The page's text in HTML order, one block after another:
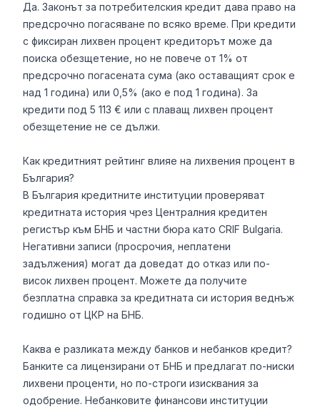
Да. Законът за потребителския кредит дава право на
предсрочно погасяване по всяко време. При кредити
с фиксиран лихвен процент кредиторът може да
поиска обезщетение, но не повече от 1% от
предсрочно погасената сума (ако оставащият срок е
над 1 година) или 0,5% (ако е под 1 година). За
кредити под 5 113 € или с плаващ лихвен процент
обезщетение не се дължи.
Как кредитният рейтинг влияе на лихвения процент в
България?
В България кредитните институции проверяват
кредитната история чрез Централния кредитен
регистър към БНБ и частни бюра като CRIF Bulgaria.
Негативни записи (просрочия, неплатени
задължения) могат да доведат до отказ или по-
висок лихвен процент. Можете да получите
безплатна справка за кредитната си история веднъж
годишно от ЦКР на БНБ.
Каква е разликата между банков и небанков кредит?
Банките са лицензирани от БНБ и предлагат по-ниски
лихвени проценти, но по-строги изисквания за
одобрение. Небанковите финансови институции